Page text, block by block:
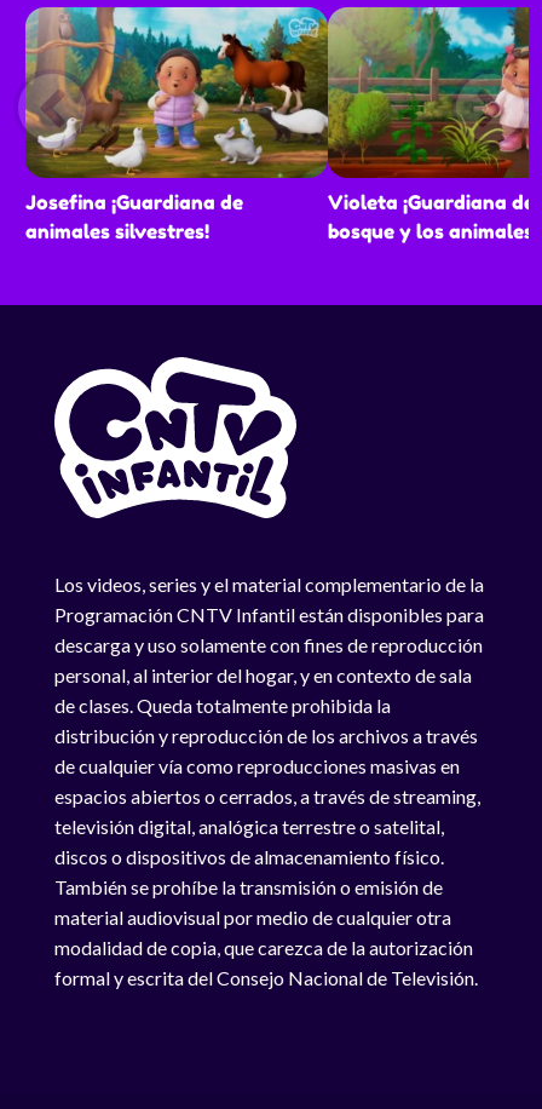
Josefina ¡Guardiana de
animales silvestres!
Violeta ¡Guardiana del
bosque y los animales!
Los videos, series y el material complementario de la
Programación CNTV Infantil están disponibles para
descarga y uso solamente con fines de reproducción
personal, al interior del hogar, y en contexto de sala
de clases. Queda totalmente prohibida la
distribución y reproducción de los archivos a través
de cualquier vía como reproducciones masivas en
espacios abiertos o cerrados, a través de streaming,
televisión digital, analógica terrestre o satelital,
discos o dispositivos de almacenamiento físico.
También se prohíbe la transmisión o emisión de
material audiovisual por medio de cualquier otra
modalidad de copia, que carezca de la autorización
formal y escrita del Consejo Nacional de Televisión.